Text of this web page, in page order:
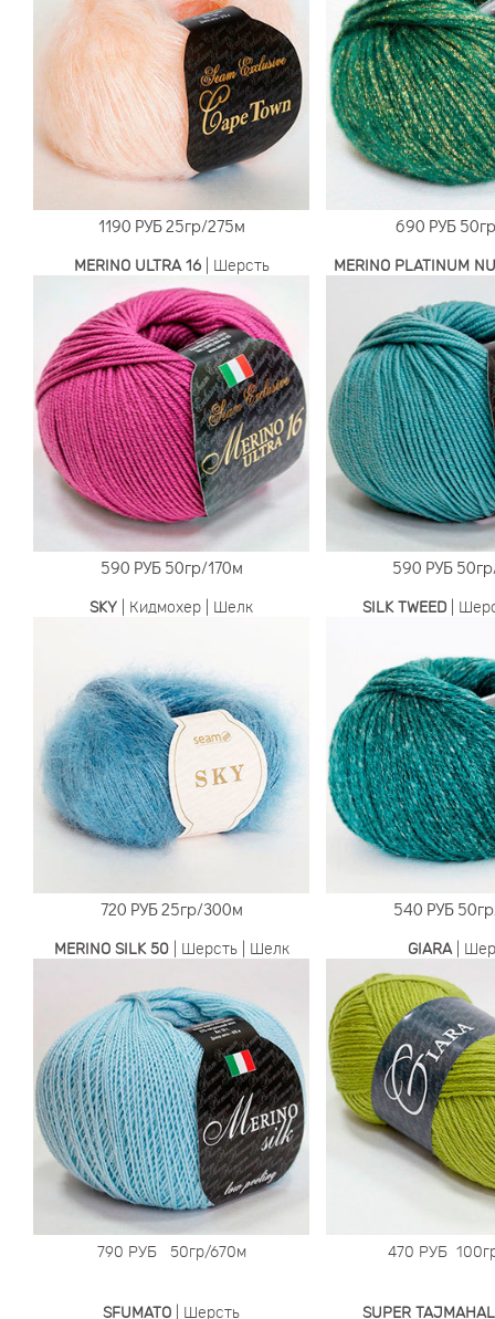
1190 РУБ25гр/275м 690 РУБ
MERINO ULTRA 16| Шерсть
590 РУБ50гр/170м
MERINO PLATINUM
590 РУБ
SKY | Кидмохер | Шелк
720 РУБ25гр/300м
SILK TWEED|
540 РУБ
MERINO SILK 50| Шерсть | Шелк
790 РУБ 50гр/670м
GIARA|
470 РУБ
SFUMATO | Шерсть SUPER